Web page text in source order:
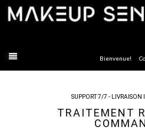
Bienvenue!
SUPPORT 7/7 - LIVRAISON
TRAITEMENT